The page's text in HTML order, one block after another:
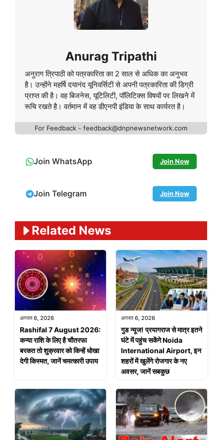
Anurag Tripathi
अनुराग त्रिपाठी को पत्रकारिता का 2 साल से अधिक का अनुभव
है। उन्होंने महर्षि दयानंद यूनिवर्सिटी से अपनी पत्रकारिता की डिग्री
प्राप्त की है। वह बिजनेस, यूटिलिटी, पॉलिटिक्स विषयों पर लिखने में
रूचि रखते है। वर्तमान में वह डीएनपी इंडिया के साथ कार्यरत है।
For Feedback - feedback@dnpnewsnetwork.com
Join WhatsApp Join Now
Join Telegram Join Now
Related News
अगस्त 6, 2026
Rashifal 7 August 2026:
कन्या राशि के लिए है चौतरफा
बरकत तो शुक्रवार को किन्हें धोखा
देगी किस्मत, जानें चमत्कारी उपाय
अगस्त 6, 2026
गुड न्यूज! प्रयागराज से मात्र इतने
घंटे में पहुंच सकेंगे Noida
International Airport, इन
शहरों में खुलेंगे रोजगार के नए
अवसर, जानें सबकुछ